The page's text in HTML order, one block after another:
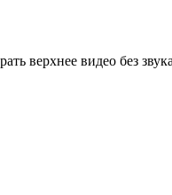
верхнее видео без